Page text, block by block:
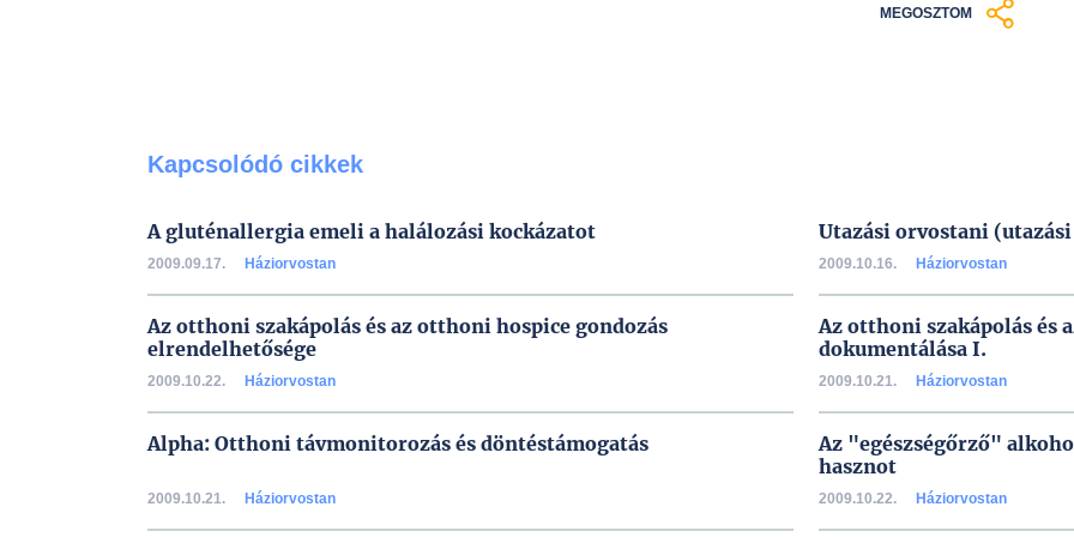
MEGOSZTOM
Kapcsolódó cikkek
A gluténallergia emeli a halálozási kockázatot
2009.09.17. Háziorvostan
Utazási orvostani
2009.10.16. Háziorvostan
Az otthoni szakápolás és az otthoni hospice gondozás
elrendelhetősége
2009.10.22. Háziorvostan
Az otthoni szakápolás és
dokumentálása I.
2009.10.21. Háziorvostan
Alpha: Otthoni távmonitorozás és döntéstámogatás
2009.10.21. Háziorvostan
Az "egészségőrző"
hasznot
2009.10.22. Háziorvostan